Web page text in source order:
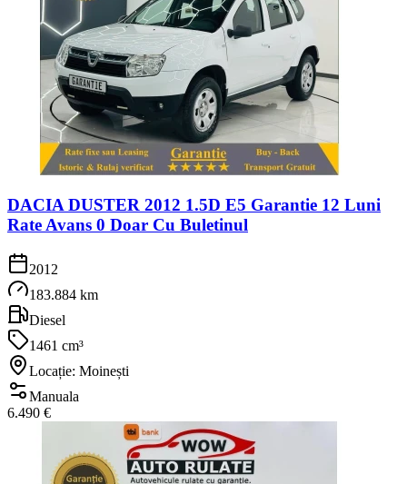
DACIA DUSTER 2012 1.5D E5 Garantie 12 Luni
Rate Avans 0 Doar Cu Buletinul
2012
183.884 km
Diesel
1461 cm³
Locație: Moinești
Manuala
6.490 €